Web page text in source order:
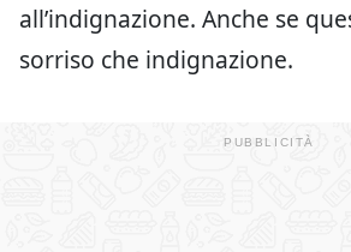
all’indignazione. Anche se
sorriso che indignazione.